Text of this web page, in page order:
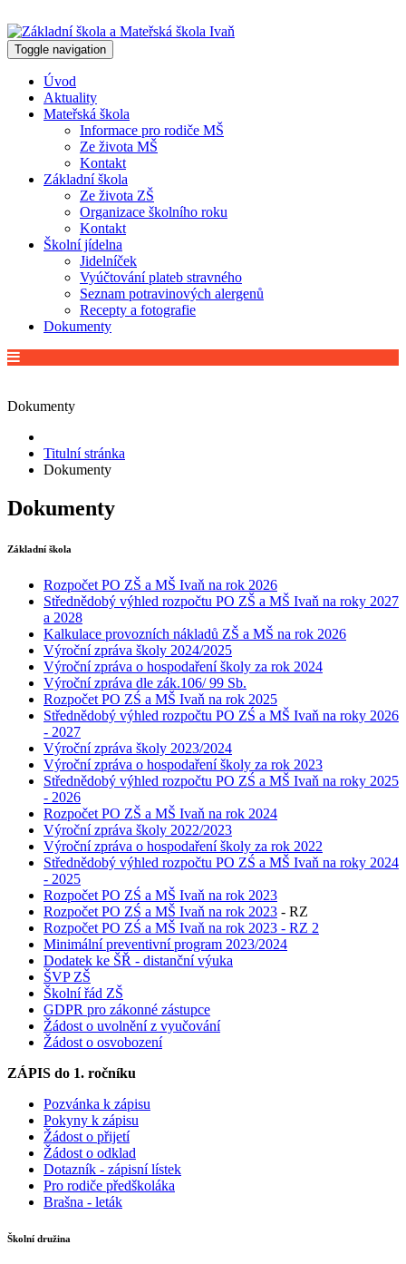
Toggle navigation
Úvod
Aktuality
Mateřská škola
Informace pro rodiče MŠ
Ze života MŠ
Kontakt
Základní škola
Ze života ZŠ
Organizace školního roku
Kontakt
Školní jídelna
Jidelníček
Vyúčtování plateb stravného
Seznam potravinových alergenů
Recepty a fotografie
Dokumenty
Dokumenty
Titulní stránka
Dokumenty
Dokumenty
Základní škola
Rozpočet PO ZŠ a MŠ Ivaň na rok 2026
Střednědobý výhled rozpočtu PO ZŠ a MŠ Ivaň na roky 2027
a 2028
Kalkulace provozních nákladů ZŠ a MŠ na rok 2026
Výroční zpráva školy 2024/2025
Výroční zpráva o hospodaření školy za rok 2024
Výroční zpráva dle zák.106/ 99 Sb.
Rozpočet PO ZŚ a MŠ Ivaň na rok 2025
Střednědobý výhled rozpočtu PO ZŚ a MŠ Ivaň na roky 2026
- 2027
Výroční zpráva školy 2023/2024
Výroční zpráva o hospodaření školy za rok 2023
Střednědobý výhled rozpočtu PO ZŚ a MŠ Ivaň na roky 2025
- 2026
Rozpočet PO ZŠ a MŠ Ivaň na rok 2024
Výroční zpráva školy 2022/2023
Výroční zpráva o hospodaření školy za rok 2022
Střednědobý výhled rozpočtu PO ZŚ a MŠ Ivaň na roky 2024
- 2025
Rozpočet PO ZŚ a MŠ Ivaň na rok 2023
Rozpočet PO ZŚ a MŠ Ivaň na rok 2023 - RZ
Rozpočet PO ZŚ a MŠ Ivaň na rok 2023 - RZ 2
Minimální preventivní program 2023/2024
Dodatek ke ŠŘ - distanční výuka
ŠVP ZŠ
Školní řád ZŠ
GDPR pro zákonné zástupce
Žádost o uvolnění z vyučování
Žádost o osvobození
ZÁPIS do 1. ročníku
Pozvánka k zápisu
Pokyny k zápisu
Žádost o přijetí
Žádost o odklad
Dotazník - zápisní lístek
Pro rodiče předškoláka
Brašna - leták
Školní družina